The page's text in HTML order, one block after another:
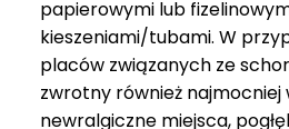
papierowymi lub
kieszeniami/tubami. W
placów związanych ze
zwrotny również najmocniej
newralgiczne miejsca,